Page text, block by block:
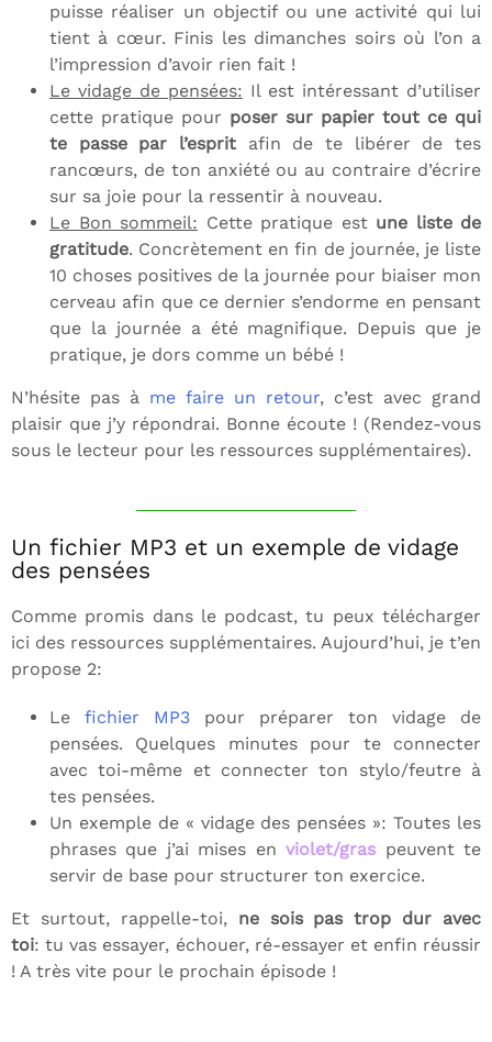
puisse réaliser un objectif ou une activité qui lui
tient à cœur. Finis les dimanches soirs où l’on a
l’impression d’avoir rien fait !
Le vidage de pensées: Il est intéressant d’utiliser
cette pratique pour poser sur papier tout ce qui
te passe par l’esprit afin de te libérer de tes
rancœurs, de ton anxiété ou au contraire d’écrire
sur sa joie pour la ressentir à nouveau.
Le Bon sommeil: Cette pratique est une liste de
gratitude. Concrètement en fin de journée, je liste
10 choses positives de la journée pour biaiser mon
cerveau afin que ce dernier s’endorme en pensant
que la journée a été magnifique. Depuis que je
pratique, je dors comme un bébé !
N’hésite pas à me faire un retour, c’est avec grand
plaisir que j’y répondrai. Bonne écoute ! (Rendez-vous
sous le lecteur pour les ressources supplémentaires).
Un fichier MP3 et un exemple de vidage
des pensées
Comme promis dans le podcast, tu peux télécharger
ici des ressources supplémentaires. Aujourd’hui, je t’en
propose 2:
Le fichier MP3 pour préparer ton vidage de
pensées. Quelques minutes pour te connecter
avec toi-même et connecter ton stylo/feutre à
tes pensées.
Un exemple de « vidage des pensées »: Toutes les
phrases que j’ai mises enviolet/gras peuvent te
servir de base pour structurer ton exercice.
Et surtout, rappelle-toi, ne sois pas trop dur avec
toi: tu vas essayer, échouer, ré-essayer et enfin réussir
! A très vite pour le prochain épisode !